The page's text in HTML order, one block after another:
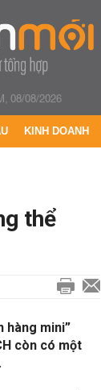
08/08/2026
KINH DOANH
thể
hàng mini”
còn có một